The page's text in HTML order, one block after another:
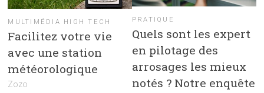
MULTIMÉDIA HIGH TECH
Facilitez votre vie
avec une station
météorologique
Zozo
PRATIQUE
Quels sont les expert
en pilotage des
arrosages les mieux
notés ? Notre enquête